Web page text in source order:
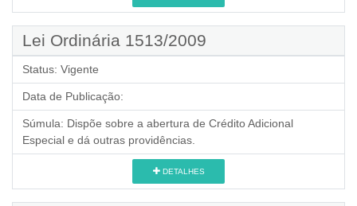
Lei Ordinária 1513/2009
Status: Vigente
Data de Publicação:
Súmula: Dispõe sobre a abertura de Crédito Adicional
Especial e dá outras providências.
DETALHES